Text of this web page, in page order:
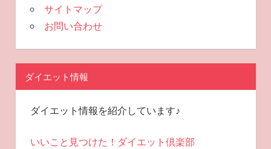
サイトマップ
お問い合わせ
ダイエット情報
ダイエット情報を紹介しています♪
いいこと見つけた！ダイエット倶楽部